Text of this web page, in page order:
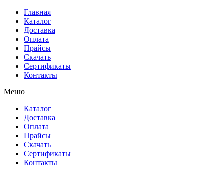
Главная
Каталог
Доставка
Оплата
Прайсы
Cкачать
Сертификаты
Контакты
Меню
Каталог
Доставка
Оплата
Прайсы
Cкачать
Сертификаты
Контакты